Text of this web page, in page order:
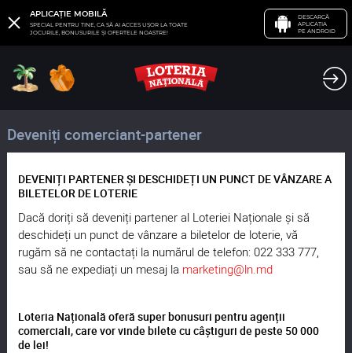
APLICAȚIE MOBILĂ
SPECIAL PENTRU TINE, CA SĂ AI ACCES UȘOR LA TOATE
JOCURILE, BONUSURILE ȘI OFERTELE NOASTRE!
DESCARCĂ
APLICAȚIA
PE ANDROID
Deveniți comerciant-partener
DEVENIȚI PARTENER ȘI DESCHIDEȚI UN PUNCT DE VÂNZARE A
BILETELOR DE LOTERIE
Dacă doriți să deveniți partener al Loteriei Naționale și să
deschideți un punct de vânzare a biletelor de loterie, vă
rugăm să ne contactați la numărul de telefon: 022 333 777,
sau să ne expediați un mesaj la marketing@ln.md
Loteria Națională oferă super bonusuri pentru agenții
comerciali, care vor vinde bilete cu câștiguri de peste 50 000
de lei!